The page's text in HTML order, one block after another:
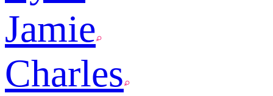
Jamie
Charles